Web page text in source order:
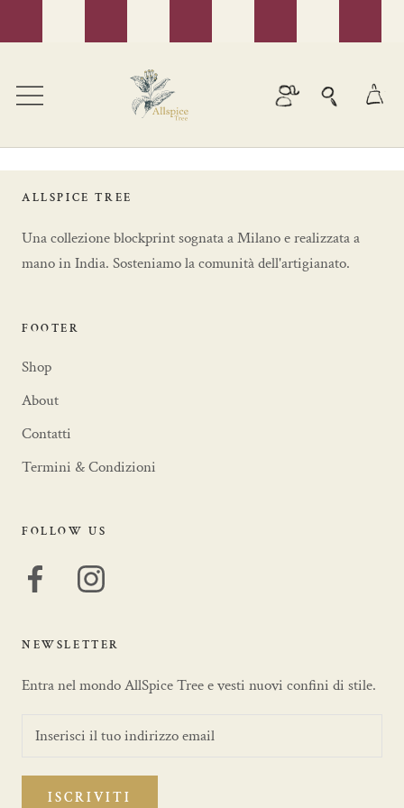
ALLSPICE TREE
Una collezione blockprint sognata a Milano e realizzata a
mano in India. Sosteniamo la comunità dell'artigianato.
FOOTER
Shop
About
Contatti
Termini & Condizioni
FOLLOW US
NEWSLETTER
Entra nel mondo AllSpice Tree e vesti nuovi confini di stile.
ISCRIVITI